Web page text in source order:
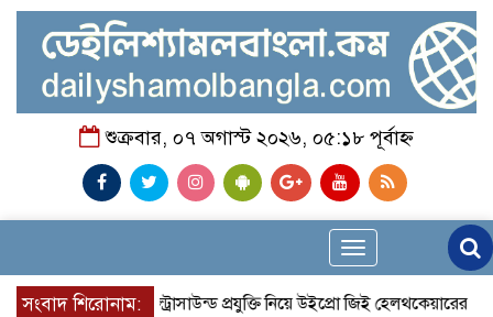
শুক্রবার, ০৭ অগাস্ট ২০২৬, ০৫:১৮ পূর্বাহ্ন
Toggle
navigation
সংবাদ শিরোনাম:
শহরে উন্নত আল্ট্রাসাউন্ড প্রযুক্তি নিয়ে উইপ্রো জিই হেলথকেয়ারের ‘হেলথ